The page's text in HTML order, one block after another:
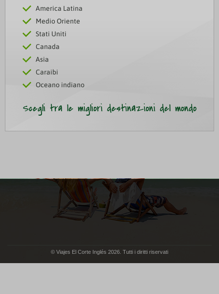
America Latina
Medio Oriente
Stati Uniti
Canada
Asia
Caraibi
Oceano indiano
Scegli tra le migliori destinazioni del mondo
© Viajes El Corte Inglés 2026. Tutti i diritti riservati